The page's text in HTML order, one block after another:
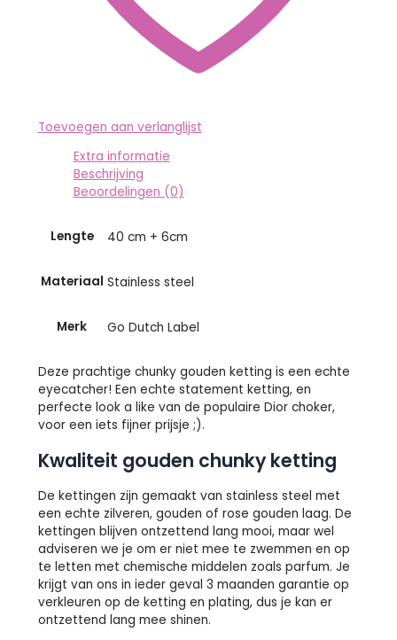
Toevoegen aan verlanglijst
Extra informatie
Beschrijving
Beoordelingen (0)
Lengte 40 cm + 6cm
Materiaal Stainless steel
Merk Go Dutch Label
Deze prachtige chunky gouden ketting is een echte
eyecatcher! Een echte statement ketting, en
perfecte look a like van de populaire Dior choker,
voor een iets fijner prijsje ;).
Kwaliteit gouden chunky ketting
De kettingen zijn gemaakt van stainless steel met
een echte zilveren, gouden of rose gouden laag. De
kettingen blijven ontzettend lang mooi, maar wel
adviseren we je om er niet mee te zwemmen en op
te letten met chemische middelen zoals parfum. Je
krijgt van ons in ieder geval 3 maanden garantie op
verkleuren op de ketting en plating, dus je kan er
ontzettend lang mee shinen.